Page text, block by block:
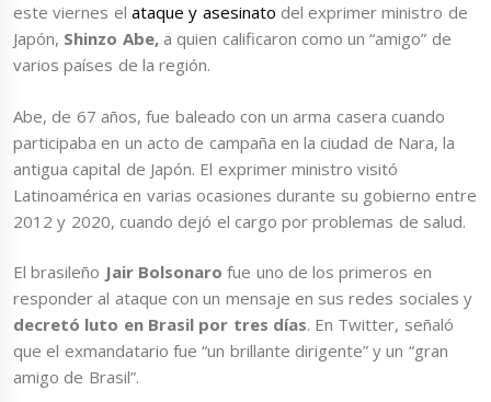
este viernes el ataque y asesinato del exprimer ministro de
Japón, Shinzo Abe,a quien calificaron como un “amigo” de
varios países de la región.
Abe, de 67 años, fue baleado con un arma casera cuando
participaba en un acto de campaña en la ciudad de Nara, la
antigua capital de Japón. El exprimer ministro visitó
Latinoamérica en varias ocasiones durante su gobierno entre
2012 y 2020, cuando dejó el cargo por problemas de salud.
El brasileño Jair Bolsonaro fue uno de los primeros en
responder al ataque con un mensaje en sus redes sociales y
decretó luto en Brasil por tres días. En Twitter, señaló
que el exmandatario fue “un brillante dirigente” y un “gran
amigo de Brasil”.